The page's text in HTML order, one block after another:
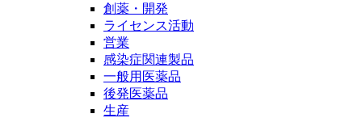
創薬・開発
ライセンス活動
営業
感染症関連製品
一般用医薬品
後発医薬品
生産